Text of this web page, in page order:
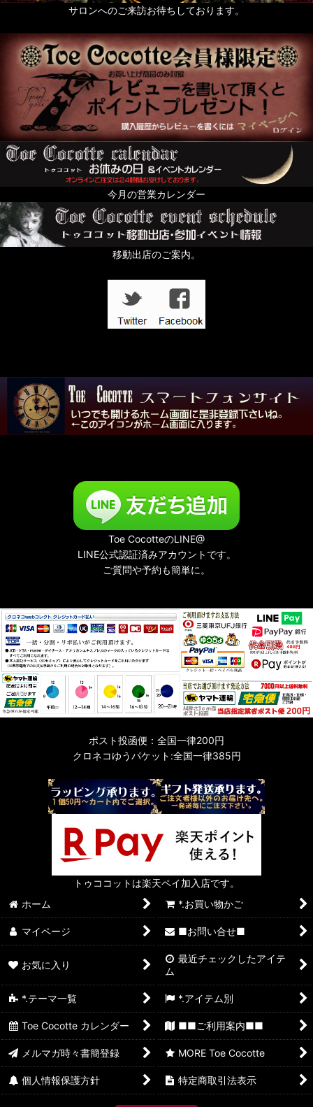
天使なもの。
ポスト投函便発送OKのお品
送料無料まで後少し（500円以下のお品）
絢爛黄金色装飾品の頁
For KID's and Baby and FANY
オブジェ・人形・立体アート
ちょっと配るのにおすすめプチギフト特集
すずらんの日
サロンへのご来訪お待ちしております。
今月の営業カレンダー
移動出店のご案内。
Toe CocotteのLINE@
LINE公式認証済みアカウントです。
ご質問や予約も簡単に。
ポスト投函便：全国一律200円
クロネコゆうパケット:全国一律385円
トゥココットは楽天ペイ加入店です。
ホーム
*.お買い物かご
マイページ ■お問い合せ■
お気に入り
最近チェックしたアイテ
ム
*.テーマ一覧 *.アイテム別
Toe Cocotte カレンダー ■■ご利用案内■■
メルマガ時々書簡登録 MORE Toe Cocotte
個人情報保護方針 特定商取引法表示